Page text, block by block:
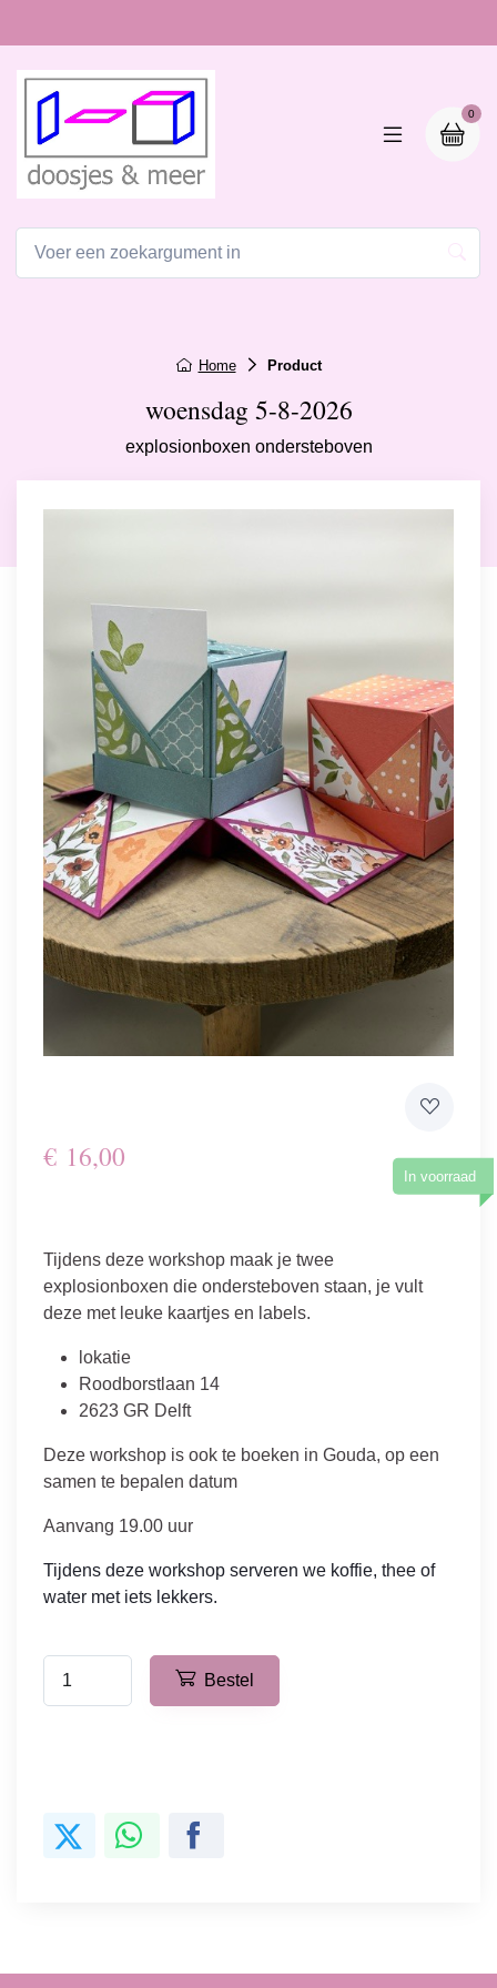
0
Home Product
woensdag 5-8-2026
explosionboxen ondersteboven
€ 16,00
In voorraad
Tijdens deze workshop maak je twee
explosionboxen die ondersteboven staan, je vult
deze met leuke kaartjes en labels.
lokatie
Roodborstlaan 14
2623 GR Delft
Deze workshop is ook te boeken in Gouda, op een
samen te bepalen datum
Aanvang 19.00 uur
Tijdens deze workshop serveren we koffie, thee of
water met iets lekkers.
Bestel